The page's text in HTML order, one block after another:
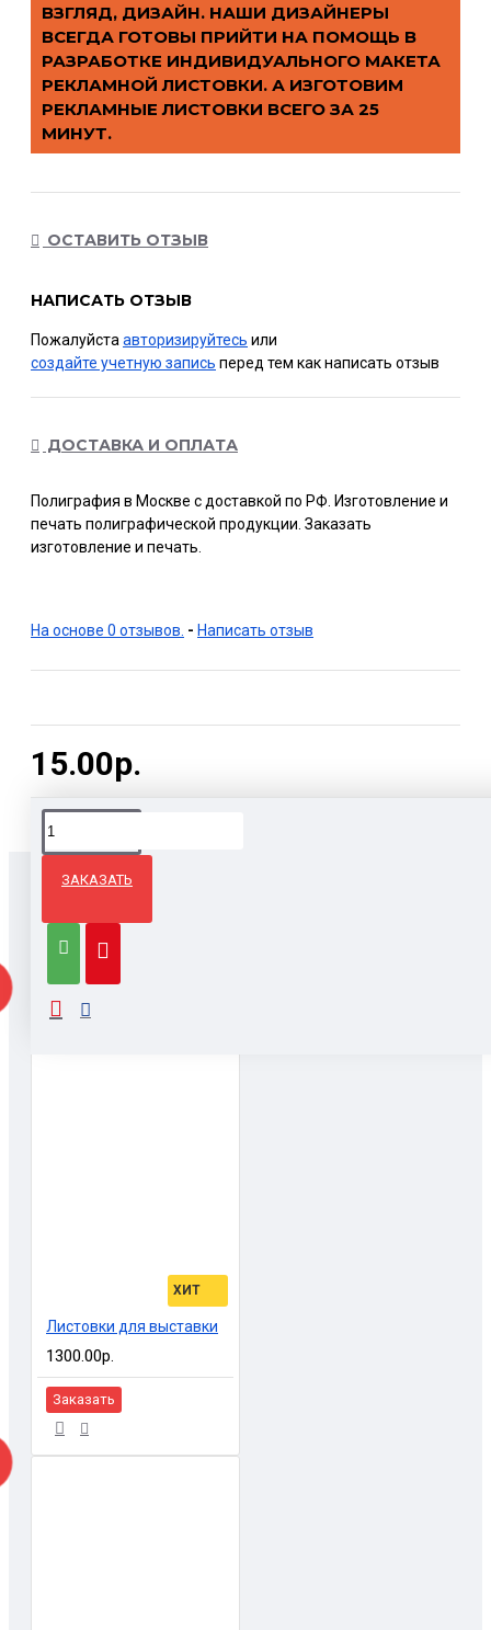
ВЗГЛЯД, ДИЗАЙН. НАШИ ДИЗАЙНЕРЫ
ВСЕГДА ГОТОВЫ ПРИЙТИ НА ПОМОЩЬ В
РАЗРАБОТКЕ ИНДИВИДУАЛЬНОГО МАКЕТА
РЕКЛАМНОЙ ЛИСТОВКИ. А ИЗГОТОВИМ
РЕКЛАМНЫЕ ЛИСТОВКИ ВСЕГО ЗА 25
МИНУТ.
ОСТАВИТЬ ОТЗЫВ
НАПИСАТЬ ОТЗЫВ
Пожалуйста авторизируйтесь или
создайте учетную запись перед тем как написать отзыв
ДОСТАВКА И ОПЛАТА
Полиграфия в Москве с доставкой по РФ. Изготовление и
печать полиграфической продукции. Заказать
изготовление и печать.
На основе 0 отзывов. - Написать отзыв
15.00р.
ЗАКАЗАТЬ
ТАКЖЕ ЗАКАЗЫВАЮТ
ХИТ
Листовки для выставки
1300.00р.
Заказать